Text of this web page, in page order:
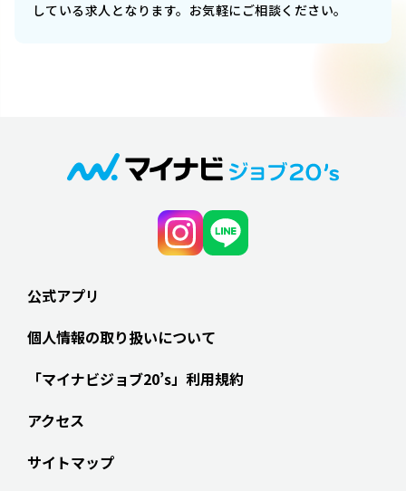
している求人となります。お気軽にご相談ください。
公式アプリ
個人情報の取り扱いについて
「マイナビジョブ20’s」利用規約
アクセス
サイトマップ